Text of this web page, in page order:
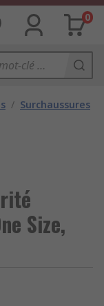
0
/ Surchaussures
Size,